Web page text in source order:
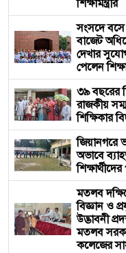
সংসদে বসে
বাজেট
দেখার
পেলেন
৩৯ বছরের
রাজকীয়
শিক্ষিকার
জিয়ানগরে
অভাবে
মতলব
বিজ্ঞান ও
উদ্ভাবনী
মতলব
কলেজের